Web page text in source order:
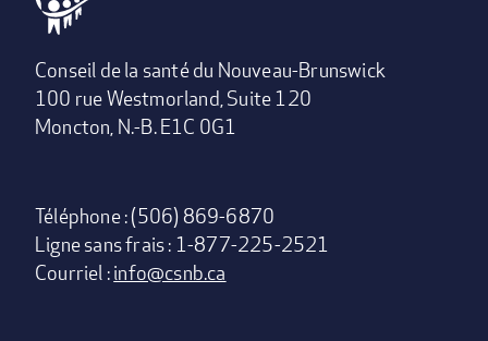
Conseil de la santé du Nouveau-Brunswick
100 rue Westmorland, Suite 120
Moncton, N.-B. E1C 0G1
Téléphone : (506) 869-6870
Ligne sans frais : 1-877-225-2521
Courriel :info@csnb.ca